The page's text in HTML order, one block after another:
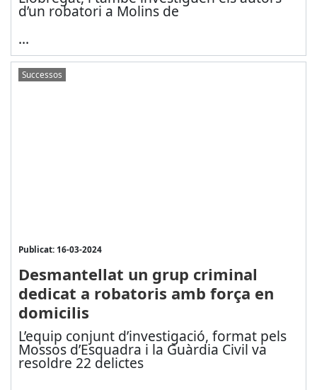
d’un robatori a Molins de
...
Successos
Publicat: 16-03-2024
Desmantellat un grup criminal
dedicat a robatoris amb força en
domicilis
L’equip conjunt d’investigació, format pels
Mossos d’Esquadra i la Guàrdia Civil va
resoldre 22 delictes